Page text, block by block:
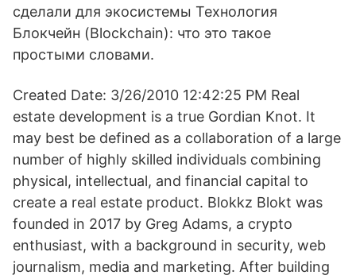
сделали для экосистемы Технология
Блокчейн (Blockchain): что это такое
простыми словами.
Created Date: 3/26/2010 12:42:25 PM Real
estate development is a true Gordian Knot. It
may best be defined as a collaboration of a large
number of highly skilled individuals combining
physical, intellectual, and financial capital to
create a real estate product. Blokkz Blokt was
founded in 2017 by Greg Adams, a crypto
enthusiast, with a background in security, web
journalism, media and marketing. After building